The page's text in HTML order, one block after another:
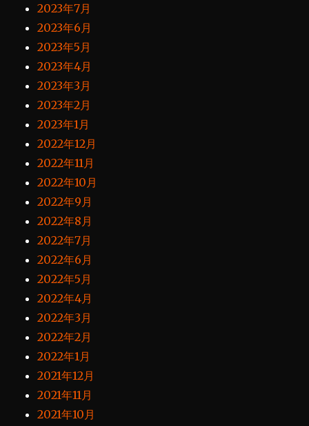
2023年7月
2023年6月
2023年5月
2023年4月
2023年3月
2023年2月
2023年1月
2022年12月
2022年11月
2022年10月
2022年9月
2022年8月
2022年7月
2022年6月
2022年5月
2022年4月
2022年3月
2022年2月
2022年1月
2021年12月
2021年11月
2021年10月